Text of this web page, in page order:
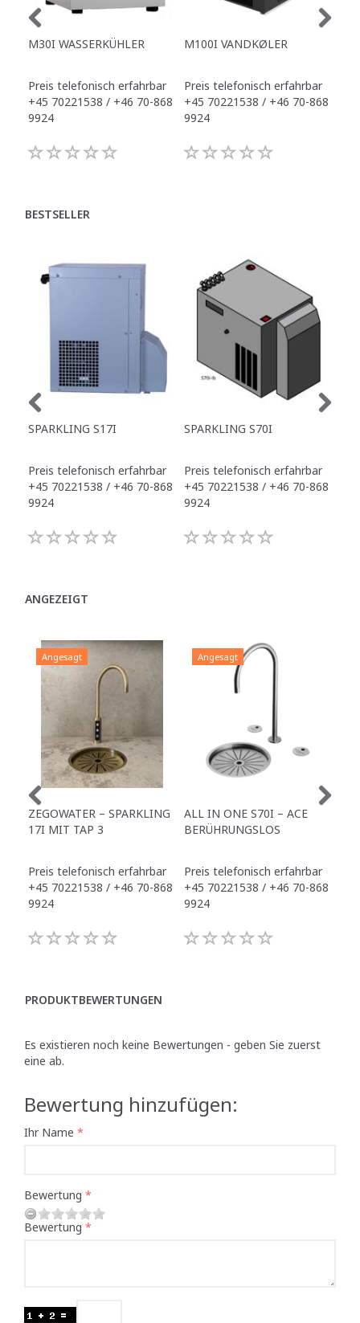
M30I WASSERKÜHLER
Preis telefonisch erfahrbar
+45 70221538 / +46 70-868
9924
M100I VANDKØLER
Preis telefonisch erfahrbar
+45 70221538 / +46 70-868
9924
BESTSELLER
SPARKLING S17I
Preis telefonisch erfahrbar
+45 70221538 / +46 70-868
9924
SPARKLING S70I
Preis telefonisch erfahrbar
+45 70221538 / +46 70-868
9924
ANGEZEIGT
Angesagt
ZEGOWATER – SPARKLING
17I MIT TAP 3
Preis telefonisch erfahrbar
+45 70221538 / +46 70-868
9924
Angesagt
ALL IN ONE S70I – ACE
BERÜHRUNGSLOS
Preis telefonisch erfahrbar
+45 70221538 / +46 70-868
9924
PRODUKTBEWERTUNGEN
Es existieren noch keine Bewertungen - geben Sie zuerst
eine ab.
Bewertung hinzufügen:
Ihr Name
Bewertung
Bewertung